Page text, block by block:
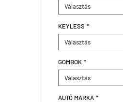
Választás
KEYLESS *
Választás
GOMBOK *
Választás
AUTÓ MÁRKA *